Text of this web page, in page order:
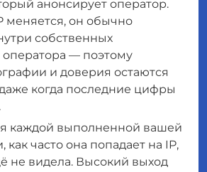
анонсирует оператор.
меняется, он обычно
собственных
оператора — поэтому
и доверия остаются
когда последние цифры
каждой выполненной вашей
как часто она попадает на IP,
не видела. Высокий выход